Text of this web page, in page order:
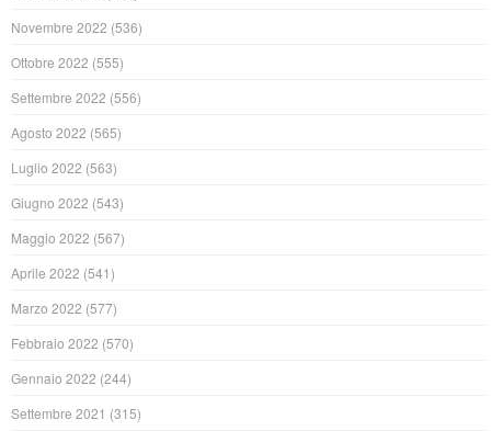
Novembre 2022 (536)
Ottobre 2022 (555)
Settembre 2022 (556)
Agosto 2022 (565)
Luglio 2022 (563)
Giugno 2022 (543)
Maggio 2022 (567)
Aprile 2022 (541)
Marzo 2022 (577)
Febbraio 2022 (570)
Gennaio 2022 (244)
Settembre 2021 (315)